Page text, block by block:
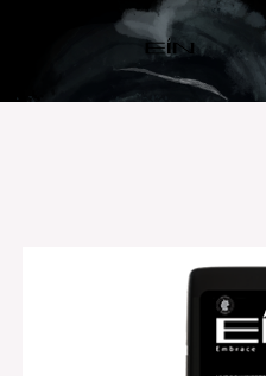
محصولات بهداشتی و زیبایی EINمحصولات بهداشتی و زیبایی EIN